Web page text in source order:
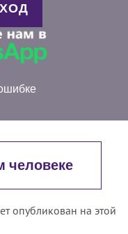
человеке
опубликован на этой